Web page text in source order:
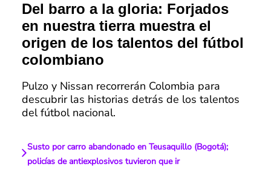
Del barro a la gloria: Forjados
en nuestra tierra muestra el
origen de los talentos del fútbol
colombiano
Pulzo y Nissan recorrerán Colombia para
descubrir las historias detrás de los talentos
del fútbol nacional.
Susto por carro abandonado en Teusaquillo (Bogotá);
policías de antiexplosivos tuvieron que ir